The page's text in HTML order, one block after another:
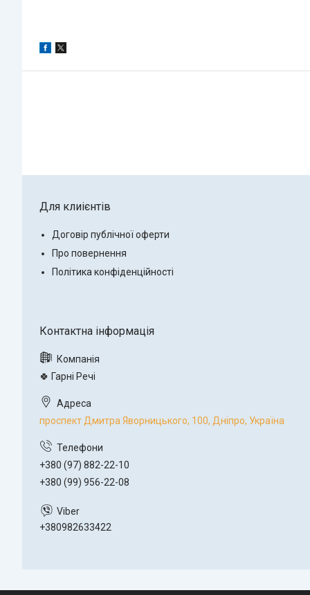
Для клиієнтів
Договір публічної оферти
Про повернення
Політика конфіденційності
🍀 Гарні Речі
проспект Дмитра Яворницького, 100, Дніпро, Україна
+380 (97) 882-22-10
+380 (99) 956-22-08
+380982633422